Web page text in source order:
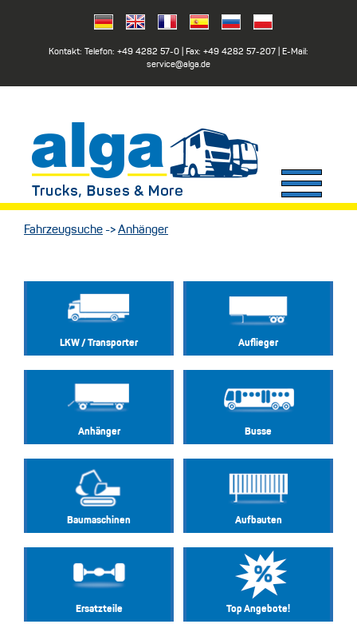
Kontakt: Telefon: +49 4282 57-0 | Fax: +49 4282 57-207 | E-Mail:
service@alga.de
Fahrzeugsuche -> Anhänger
LKW / Transporter Auflieger
Anhänger Busse
Baumaschinen Aufbauten
Ersatzteile Top Angebote!